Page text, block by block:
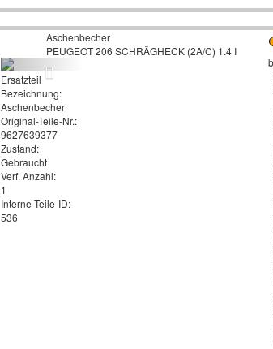
Aschenbecher
PEUGEOT 206 SCHRÄGHECK (2A/C) 1.4 I
Ersatzteil
Bezeichnung:
Aschenbecher
Original-Teile-Nr.:
9627639377
Zustand:
Gebraucht
Verf. Anzahl:
1
Interne Teile-ID:
536